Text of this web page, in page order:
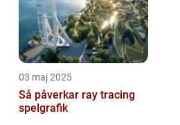
03 maj 2025
Så påverkar ray tracing
spelgrafik